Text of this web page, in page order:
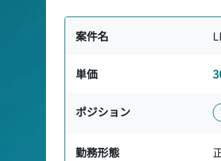
案件名
単価
ポジション
勤務形態